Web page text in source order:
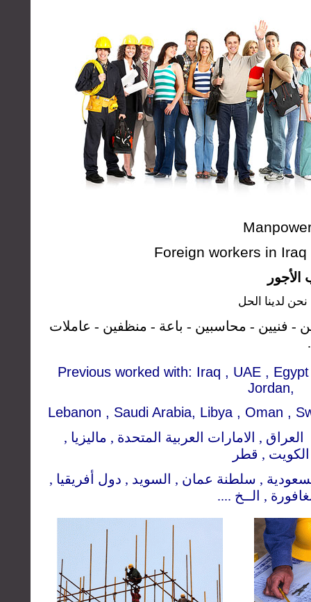
Foreign workers in
لدينا الحل
- فنيين - محاسبين - باعة - منظفين - عاملات
Previous worked with: Iraq , UAE ,
Jordan,
Lebanon , Saudi Arabia, Libya , Oman ,
, الامارات العربية المتحدة , ماليزيا ,
الكويت , قطر
, سلطنة عمان , السويد , دول أفريقيا ,
, الــخ ....